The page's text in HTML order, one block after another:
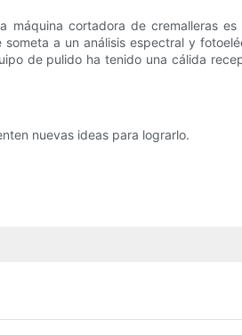
máquina cortadora de cremalleras
a un análisis espectral y
de pulido ha tenido una cálida
nuevas ideas para lograrlo.